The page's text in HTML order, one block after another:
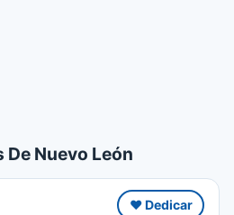
De Nuevo León
❤️ Dedicar